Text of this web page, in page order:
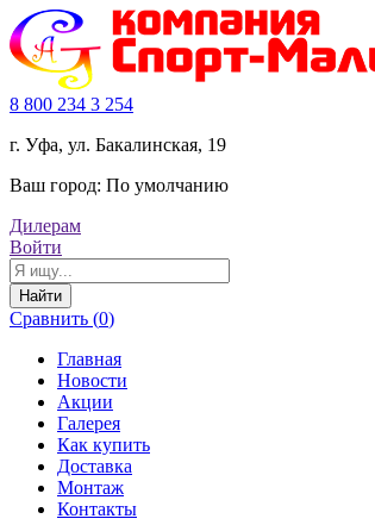
8 800 234 3 254
г. Уфа, ул. Бакалинская, 19
Ваш город: По умолчанию
Дилерам
Войти
Найти
Сравнить (0)
Главная
Новости
Акции
Галерея
Как купить
Доставка
Монтаж
Контакты